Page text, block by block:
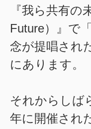
『我ら共有の
Future）』で
念が提唱され
にあります。
それからしば
年に開催され